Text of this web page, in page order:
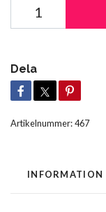
Dela
Artikelnummer:467
INFORMATION